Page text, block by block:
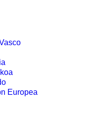
Europea